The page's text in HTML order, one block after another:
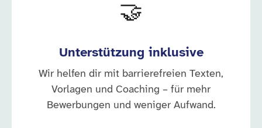
🤝
Unterstützung inklusive
Wir helfen dir mit barrierefreien Texten,
Vorlagen und Coaching – für mehr
Bewerbungen und weniger Aufwand.